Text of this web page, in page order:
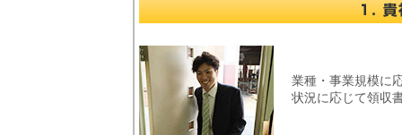
業種・事業規模に
状況に応じて領収